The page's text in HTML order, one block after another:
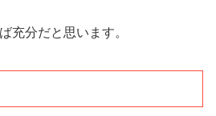
充分だと思います。